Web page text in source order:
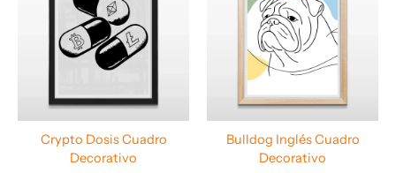
Crypto Dosis Cuadro
Decorativo
Bulldog Inglés Cuadro
Decorativo